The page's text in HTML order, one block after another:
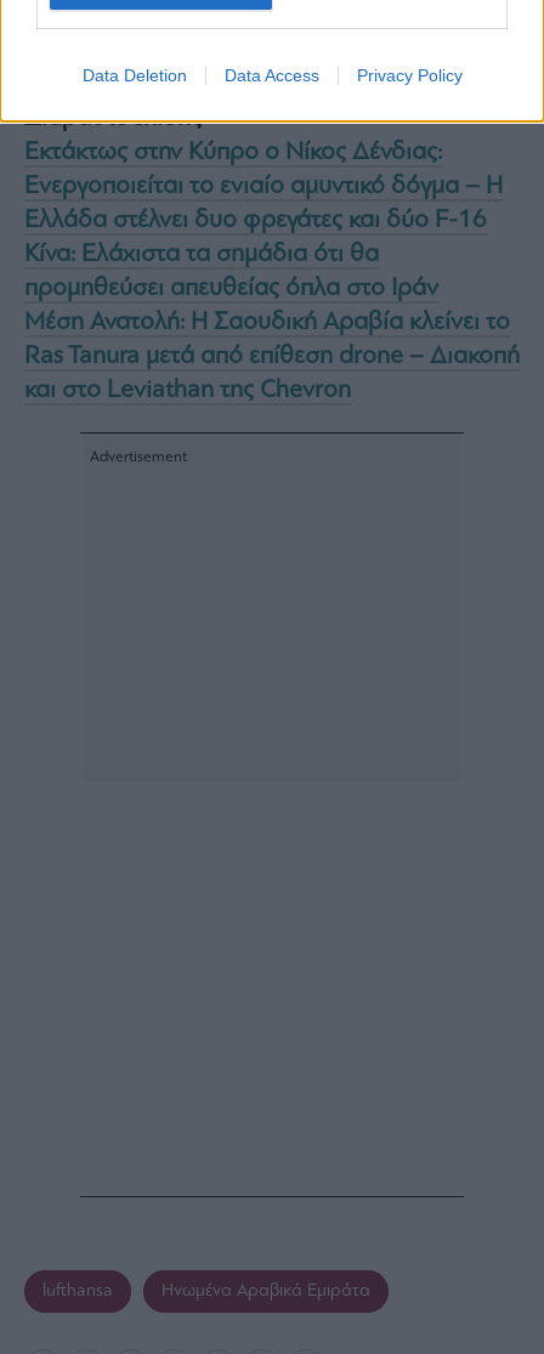
Data Deletion Data Access Privacy Policy
Διαβάστε επίσης
Εκτάκτως στην Κύπρο ο Νίκος Δένδιας:
Ενεργοποιείται το ενιαίο αμυντικό δόγμα – Η
Ελλάδα στέλνει δυο φρεγάτες και δύο F-16
Κίνα: Ελάχιστα τα σημάδια ότι θα
προμηθεύσει απευθείας όπλα στο Ιράν
Mέση Ανατολή: Η Σαουδική Αραβία κλείνει το
Ras Tanura μετά από επίθεση drone – Διακοπή
και στο Leviathan της Chevron
lufthansa Ηνωμένα Αραβικά Εμιράτα